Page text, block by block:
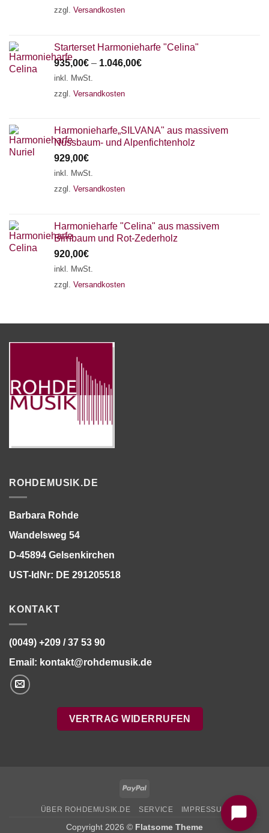
zzgl. Versandkosten
Starterset Harmonieharfe "Celina"
935,00€ – 1.046,00€
inkl. MwSt.
zzgl. Versandkosten
Harmonieharfe„SILVANA" aus massivem
Nussbaum- und Alpenfichtenholz
929,00€
inkl. MwSt.
zzgl. Versandkosten
Harmonieharfe "Celina" aus massivem
Birnbaum und Rot-Zederholz
920,00€
inkl. MwSt.
zzgl. Versandkosten
ROHDEMUSIK.DE
Barbara Rohde
Wandelsweg 54
D-45894 Gelsenkirchen
UST-IdNr: DE 291205518
KONTAKT
(0049) +209 / 37 53 90
Email: kontakt@rohdemusik.de
VERTRAG WIDERRUFEN
PayPal
ÜBER ROHDEMUSIK.DE SERVICE IMPRESSUM
Copyright 2026 © Flatsome Theme